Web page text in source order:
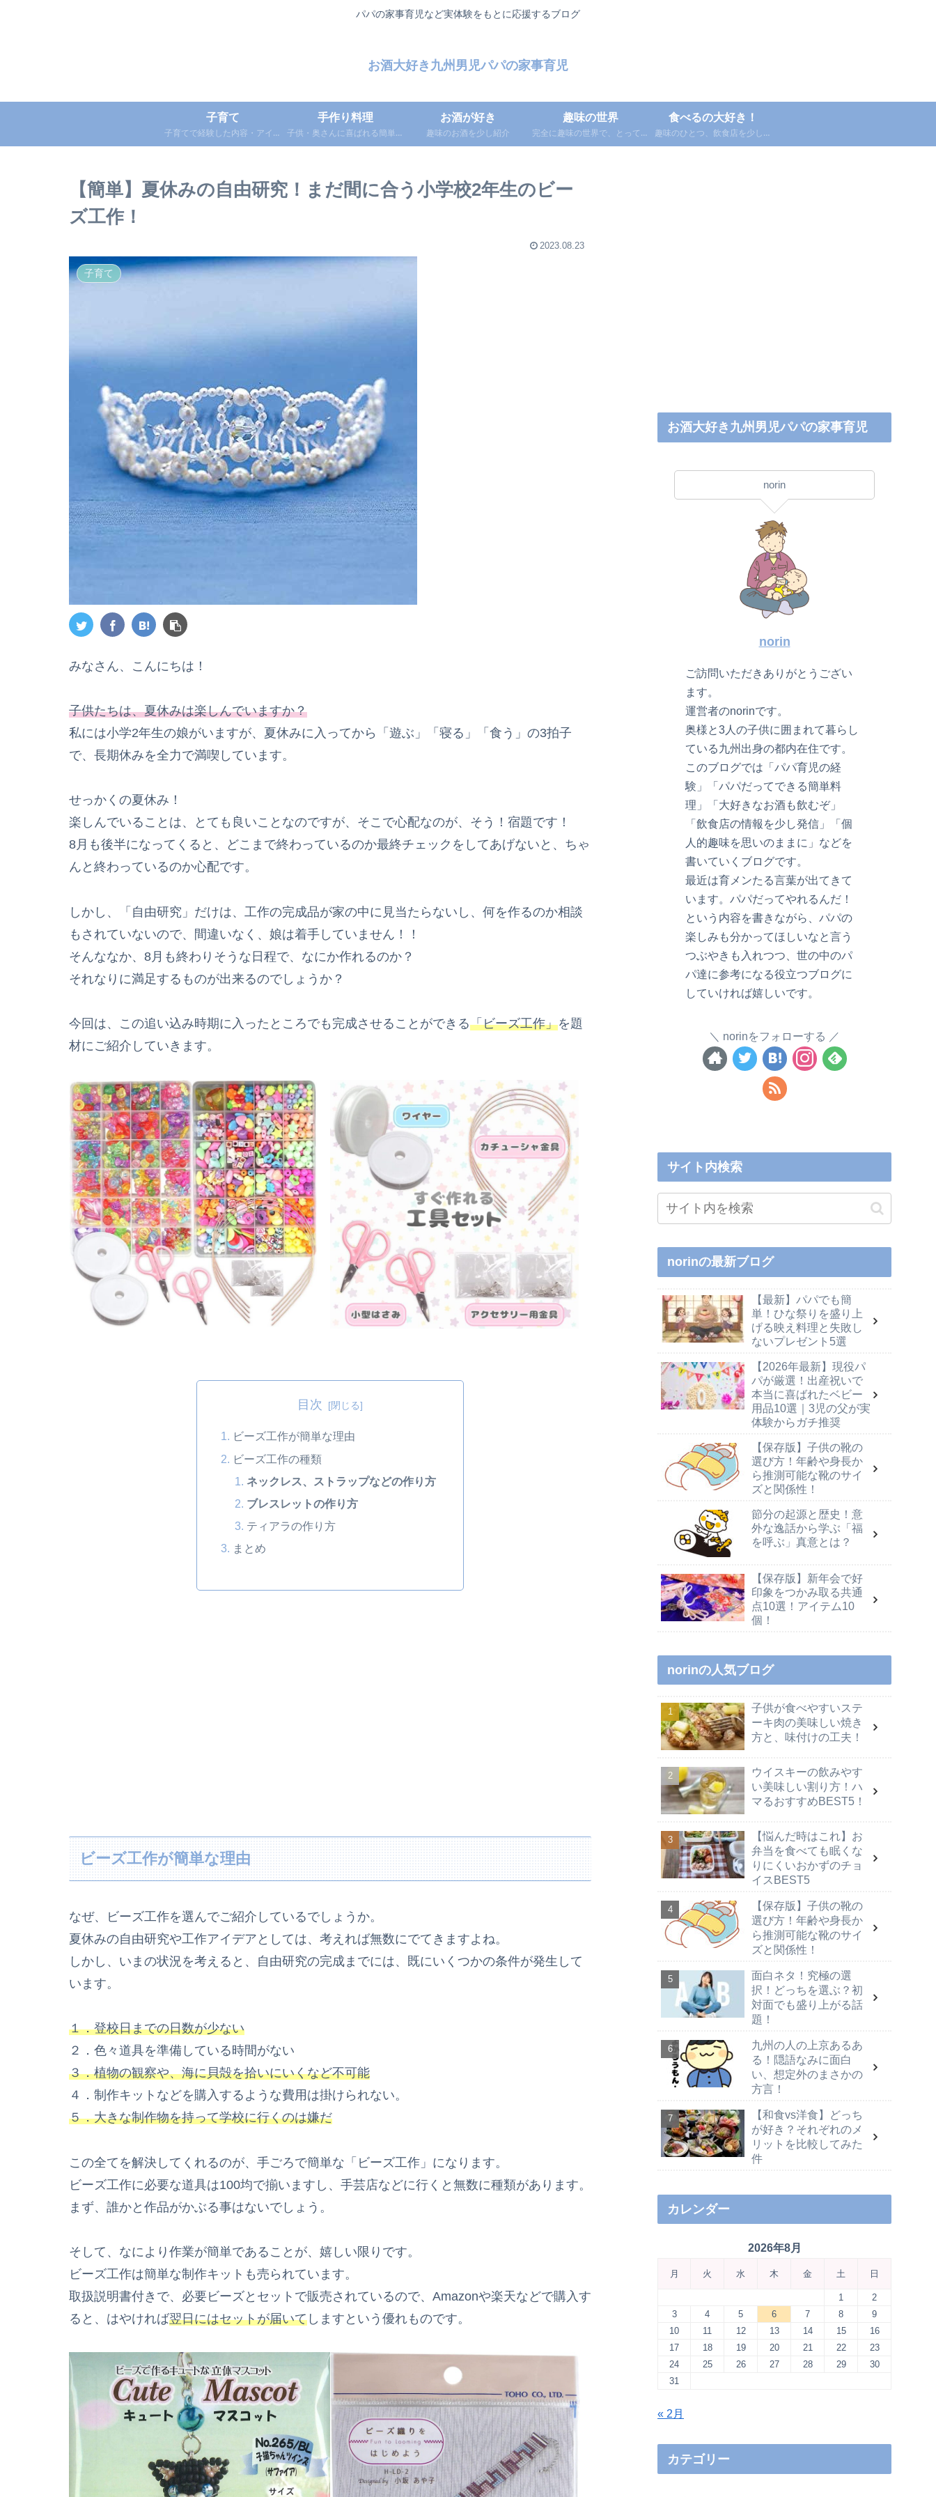
パパの家事育児など実体験をもとに応援するブログ
お酒大好き九州男児パパの家事育児
子育て
子育てで経験した内容・アイテ
ムを紹介
手作り料理
子供・奥さんに喜ばれる簡単レ
シピ・便利アイテム・調味料な
お酒が好き
趣味のお酒を少し紹介
趣味の世界
完全に趣味の世界で、とっても
浅い知識をつぶやき投稿。
食べるの大好き！
趣味のひとつ、飲食店を少し紹
介
【簡単】夏休みの自由研究！まだ間に合う小学校2年生のビー
ズ工作！
2023.08.23
子育て
みなさん、こんにちは！
子供たちは、夏休みは楽しんでいますか？
私には小学2年生の娘がいますが、夏休みに入ってから「遊ぶ」「寝る」「食う」の3拍子
で、長期休みを全力で満喫しています。
せっかくの夏休み！
楽しんでいることは、とても良いことなのですが、そこで心配なのが、そう！宿題です！
8月も後半になってくると、どこまで終わっているのか最終チェックをしてあげないと、ちゃ
んと終わっているのか心配です。
しかし、「自由研究」だけは、工作の完成品が家の中に見当たらないし、何を作るのか相談
もされていないので、間違いなく、娘は着手していません！！
そんななか、8月も終わりそうな日程で、なにか作れるのか？
それなりに満足するものが出来るのでしょうか？
今回は、この追い込み時期に入ったところでも完成させることができる「ビーズ工作」を題
材にご紹介していきます。
目次
ビーズ工作が簡単な理由
ビーズ工作の種類
ネックレス、ストラップなどの作り方
ブレスレットの作り方
ティアラの作り方
まとめ
ビーズ工作が簡単な理由
なぜ、ビーズ工作を選んでご紹介しているでしょうか。
夏休みの自由研究や工作アイデアとしては、考えれば無数にでてきますよね。
しかし、いまの状況を考えると、自由研究の完成までには、既にいくつかの条件が発生して
います。
１．登校日までの日数が少ない
２．色々道具を準備している時間がない
３．植物の観察や、海に貝殻を拾いにいくなど不可能
４．制作キットなどを購入するような費用は掛けられない。
５．大きな制作物を持って学校に行くのは嫌だ
この全てを解決してくれるのが、手ごろで簡単な「ビーズ工作」になります。
ビーズ工作に必要な道具は100均で揃いますし、手芸店などに行くと無数に種類があります。
まず、誰かと作品がかぶる事はないでしょう。
そして、なにより作業が簡単であることが、嬉しい限りです。
ビーズ工作は簡単な制作キットも売られています。
取扱説明書付きで、必要ビーズとセットで販売されているので、Amazonや楽天などで購入す
ると、はやければ翌日にはセットが届いて しますという優れものです。
お酒大好き九州男児パパの家事育児
norin
norin
ご訪問いただきありがとうござい
ます。
運営者のnorinです。
奥様と3人の子供に囲まれて暮らし
ている九州出身の都内在住です。
このブログでは「パパ育児の経
験」「パパだってできる簡単料
理」「大好きなお酒も飲むぞ」
「飲食店の情報を少し発信」「個
人的趣味を思いのままに」などを
書いていくブログです。
最近は育メンたる言葉が出てきて
います。パパだってやれるんだ！
という内容を書きながら、パパの
楽しみも分かってほしいなと言う
つぶやきも入れつつ、世の中のパ
パ達に参考になる役立つブログに
していければ嬉しいです。
norinをフォローする
サイト内検索
norinの最新ブログ
【最新】パパでも簡
単！ひな祭りを盛り上
げる映え料理と失敗し
ないプレゼント5選
【2026年最新】現役パ
パが厳選！出産祝いで
本当に喜ばれたベビー
用品10選｜3児の父が実
体験からガチ推奨
【保存版】子供の靴の
選び方！年齢や身長か
ら推測可能な靴のサイ
ズと関係性！
節分の起源と歴史！意
外な逸話から学ぶ「福
を呼ぶ」真意とは？
【保存版】新年会で好
印象をつかみ取る共通
点10選！アイテム10
個！
norinの人気ブログ
子供が食べやすいステ
ーキ肉の美味しい焼き
方と、味付けの工夫！
ウイスキーの飲みやす
い美味しい割り方！ハ
マるおすすめBEST5！
【悩んだ時はこれ】お
弁当を食べても眠くな
りにくいおかずのチョ
イスBEST5
【保存版】子供の靴の
選び方！年齢や身長か
ら推測可能な靴のサイ
ズと関係性！
面白ネタ！究極の選
択！どっちを選ぶ？初
対面でも盛り上がる話
題！
九州の人の上京あるあ
る！隠語なみに面白
い、想定外のまさかの
方言！
【和食vs洋食】どっち
が好き？それぞれのメ
リットを比較してみた
件
カレンダー
2026年8月
月 火 水 木 金 土 日
1
2
3
4 5 6 7 8
9
10
11 12 13 14 15
16
17
18 19 20 21 22
23
24
25 26 27 28 29
30
31
« 2月
カテゴリー